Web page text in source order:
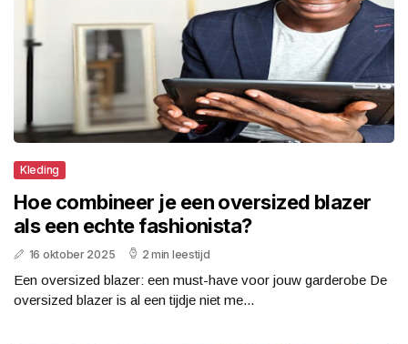
Kleding
Hoe combineer je een oversized blazer
als een echte fashionista?
16 oktober 2025 2 min leestijd
Een oversized blazer: een must-have voor jouw garderobe De
oversized blazer is al een tijdje niet me...